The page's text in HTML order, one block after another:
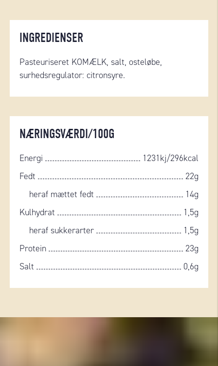
INGREDIENSER
Pasteuriseret KOMÆLK, salt, osteløbe,
surhedsregulator: citronsyre.
NÆRINGSVÆRDI/100G
Energi
1231kj/296kcal
Fedt
22g
heraf mættet fedt
14g
Kulhydrat
1,5g
heraf sukkerarter
1,5g
Protein
23g
Salt
0,6g